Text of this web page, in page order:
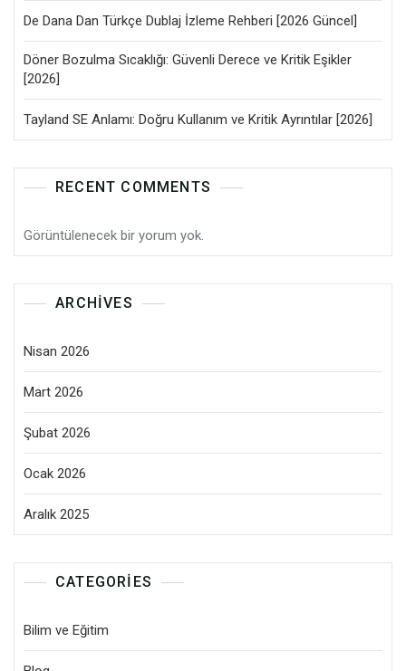
De Dana Dan Türkçe Dublaj İzleme Rehberi [2026 Güncel]
Döner Bozulma Sıcaklığı: Güvenli Derece ve Kritik Eşikler
[2026]
Tayland SE Anlamı: Doğru Kullanım ve Kritik Ayrıntılar [2026]
RECENT COMMENTS
Görüntülenecek bir yorum yok.
ARCHIVES
Nisan 2026
Mart 2026
Şubat 2026
Ocak 2026
Aralık 2025
CATEGORIES
Bilim ve Eğitim